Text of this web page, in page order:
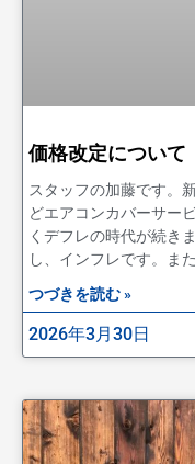
価格改定について
スタッフの加藤です。
どエアコンカバーサー
くデフレの時代が続き
し、インフレです。ま
つづきを読む »
2026年3月30日